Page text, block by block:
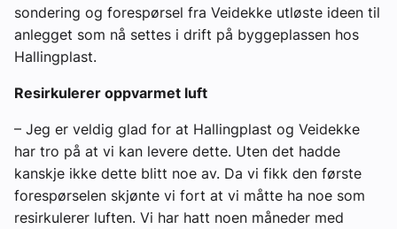
sondering og forespørsel fra Veidekke utløste ideen til
anlegget som nå settes i drift på byggeplassen hos
Hallingplast.
Resirkulerer oppvarmet luft
– Jeg er veldig glad for at Hallingplast og Veidekke
har tro på at vi kan levere dette. Uten det hadde
kanskje ikke dette blitt noe av. Da vi fikk den første
forespørselen skjønte vi fort at vi måtte ha noe som
resirkulerer luften. Vi har hatt noen måneder med